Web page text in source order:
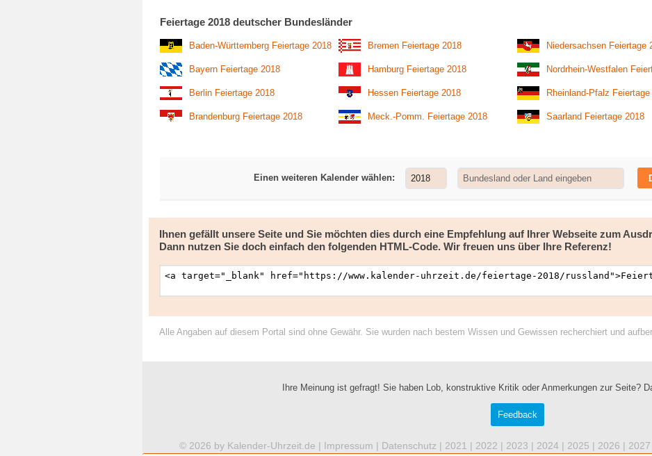
Feiertage 2018 deutscher Bundesländer
Baden-Württemberg Feiertage 2018
Bayern Feiertage 2018
Berlin Feiertage 2018
Brandenburg Feiertage 2018
Bremen Feiertage 2018
Hamburg Feiertage 2018
Hessen Feiertage 2018
Meck.-Pomm. Feiertage 2018
Niedersachsen Feiertage
Nordrhein-Westfalen
Rheinland-Pfalz Feiertage
Saarland Feiertage 2018
Einen weiteren Kalender wählen:
Ihnen gefällt unsere Seite und Sie möchten dies durch eine Empfehlung auf Ihrer Webseite zum
Dann nutzen Sie doch einfach den folgenden HTML-Code. Wir freuen uns über Ihre Referenz!
Alle Angaben auf diesem Portal sind ohne Gewähr. Sie wurden nach bestem Wissen und Gewissen recherchiert und
Ihre Meinung ist gefragt! Sie haben Lob, konstruktive Kritik oder Anmerkungen zur Seite?
Feedback
© 2026 by Kalender-Uhrzeit.de | Impressum | Datenschutz | 2021 | 2022 | 2023 | 2024 | 2025 | 2026 | 2027